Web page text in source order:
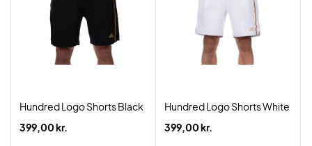
Hundred Logo Shorts Black
399,00 kr.
Hundred Logo Shorts White
399,00 kr.